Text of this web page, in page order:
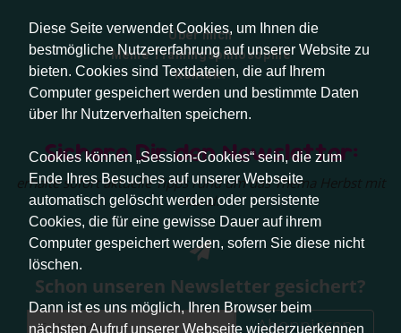
Diese Seite verwendet Cookies, um Ihnen die
bestmögliche Nutzererfahrung auf unserer Website zu
bieten. Cookies sind Textdateien, die auf Ihrem
Computer gespeichert werden und bestimmte Daten
über Ihr Nutzerverhalten speichern.
Cookies können „Session-Cookies“ sein, die zum
Ende Ihres Besuches auf unserer Webseite
automatisch gelöscht werden oder persistente
Cookies, die für eine gewisse Dauer auf ihrem
Computer gespeichert werden, sofern Sie diese nicht
löschen.
Dann ist es uns möglich, Ihren Browser beim
nächsten Aufruf unserer Webseite wiederzuerkennen
Über mich
Meine Trainingsphilosophie
Kontakt
Sichere Dir den Newsletter:
erhalte sofort aktuelle Tipps rund um das Thema Herbst mit
Hund.
Schon unseren Newsletter gesichert?
Abonnieren